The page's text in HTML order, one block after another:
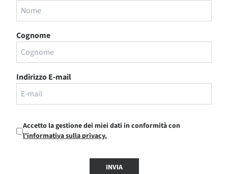
Cognome
Indirizzo E-mail
Accetto la gestione dei miei dati in conformità con
l'informativa sulla privacy.
INVIA